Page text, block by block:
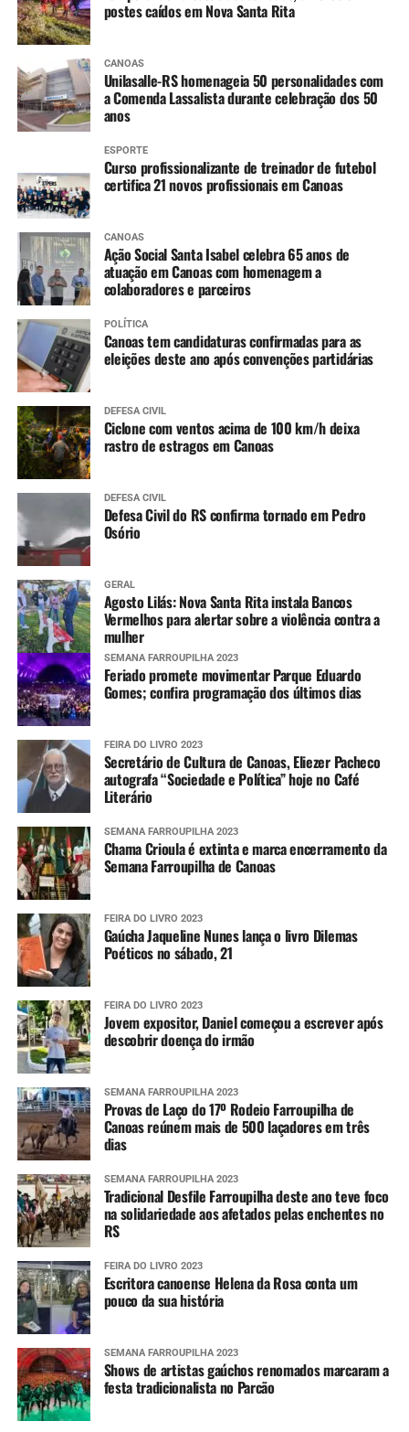
postes caídos em Nova Santa Rita
CANOAS
Unilasalle-RS homenageia 50 personalidades com
a Comenda Lassalista durante celebração dos 50
anos
ESPORTE
Curso profissionalizante de treinador de futebol
certifica 21 novos profissionais em Canoas
CANOAS
Ação Social Santa Isabel celebra 65 anos de
atuação em Canoas com homenagem a
colaboradores e parceiros
POLÍTICA
Canoas tem candidaturas confirmadas para as
eleições deste ano após convenções partidárias
DEFESA CIVIL
Ciclone com ventos acima de 100 km/h deixa
rastro de estragos em Canoas
DEFESA CIVIL
Defesa Civil do RS confirma tornado em Pedro
Osório
GERAL
Agosto Lilás: Nova Santa Rita instala Bancos
Vermelhos para alertar sobre a violência contra a
mulher
SEMANA FARROUPILHA 2023
Feriado promete movimentar Parque Eduardo
Gomes; confira programação dos últimos dias
FEIRA DO LIVRO 2023
Secretário de Cultura de Canoas, Eliezer Pacheco
autografa “Sociedade e Política” hoje no Café
Literário
SEMANA FARROUPILHA 2023
Chama Crioula é extinta e marca encerramento da
Semana Farroupilha de Canoas
FEIRA DO LIVRO 2023
Gaúcha Jaqueline Nunes lança o livro Dilemas
Poéticos no sábado, 21
FEIRA DO LIVRO 2023
Jovem expositor, Daniel começou a escrever após
descobrir doença do irmão
SEMANA FARROUPILHA 2023
Provas de Laço do 17º Rodeio Farroupilha de
Canoas reúnem mais de 500 laçadores em três
dias
SEMANA FARROUPILHA 2023
Tradicional Desfile Farroupilha deste ano teve foco
na solidariedade aos afetados pelas enchentes no
RS
FEIRA DO LIVRO 2023
Escritora canoense Helena da Rosa conta um
pouco da sua história
SEMANA FARROUPILHA 2023
Shows de artistas gaúchos renomados marcaram a
festa tradicionalista no Parcão